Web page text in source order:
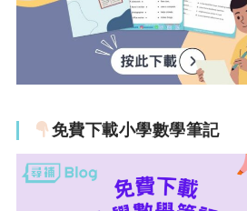
免費下載小學數學筆記